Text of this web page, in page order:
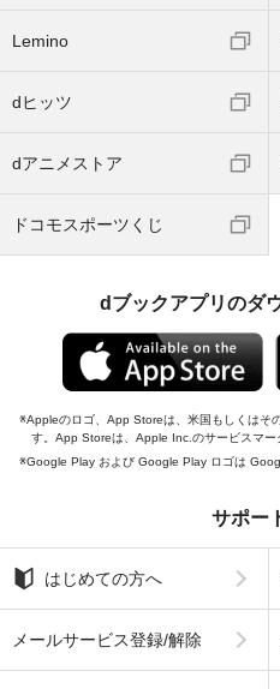
Lemino
dヒッツ
dアニメストア
ドコモスポーツくじ
dブックアプリのダ
Appleのロゴ、App Storeは、米国もしくはそ
す。App Storeは、Apple Inc.のサービスマー
Google Play および Google Play ロゴは
サポー
はじめての方へ
メールサービス登録/解除